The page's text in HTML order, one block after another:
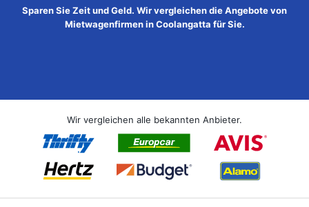
Sparen Sie Zeit und Geld. Wir vergleichen die Angebote von
Mietwagenfirmen in Coolangatta für Sie.
Wir vergleichen alle bekannten Anbieter.